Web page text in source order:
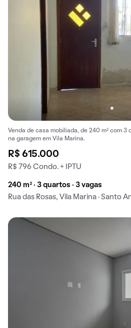
Venda de casa mobiliada, de 240 m² com 3
na garagem em Vila Marina.
R$ 615.000
R$ 796 Condo. + IPTU
240 m² · 3 quartos · 3 vagas
Rua das Rosas, Vila Marina · Santo